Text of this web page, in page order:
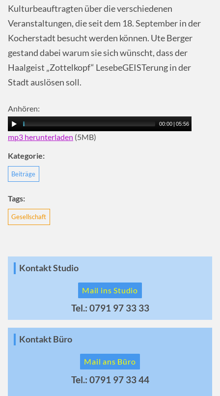
Kulturbeauftragten über die verschiedenen
Veranstaltungen, die seit dem 18. September in der
Kocherstadt besucht werden können. Ute Berger
gestand dabei warum sie sich wünscht, dass der
Haalgeist „Zottelkopf“ LesebeGEISTerung in der
Stadt auslösen soll.
Anhören:
00:00 | 05:56
mp3 herunterladen (5MB)
Kategorie:
Beiträge
Tags:
Gesellschaft
Kontakt Studio
Mail ins Studio
Tel.: 0791 97 33 33
Kontakt Büro
Mail ans Büro
Tel.: 0791 97 33 44